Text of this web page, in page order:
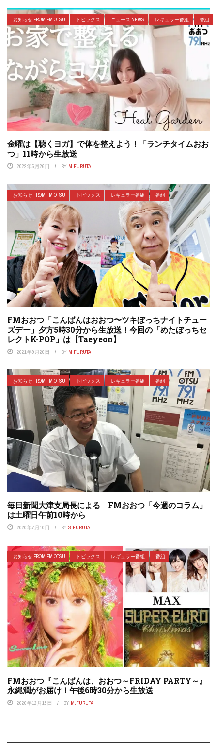
お知らせ FROM FM OTSU トピックス ニュース NEWS レギュラー番組 番組
金曜は【聴くヨガ】で体を整えよう！「ランチタイムおお
つ」11時から生放送
2022年5月26日 BY M.FURUTA
お知らせ FROM FM OTSU トピックス レギュラー番組 番組
FMおおつ「こんばんはおおつ〜ツキぼっちナイトチュー
ズデー」夕方5時30分から生放送！今回の「めたぼっちセ
レクトK-POP」は【Taeyeon】
2021年9月20日 BY M.FURUTA
お知らせ FROM FM OTSU トピックス レギュラー番組 番組
毎日新聞大津支局長による FMおおつ「今週のコラム」
は土曜日午前10時から
2020年7月10日 BY S.FURUTA
お知らせ FROM FM OTSU トピックス レギュラー番組 番組
FMおおつ『こんばんは、おおつ～FRIDAY PARTY～』
永縄潤がお届け！午後6時30分から生放送
2020年12月18日 BY M.FURUTA